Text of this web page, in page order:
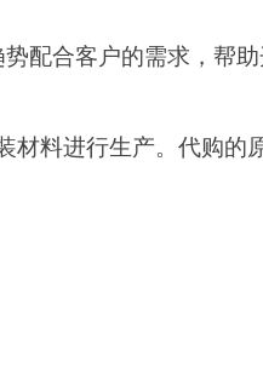
配合客户的需求，帮
料进行生产。代购的